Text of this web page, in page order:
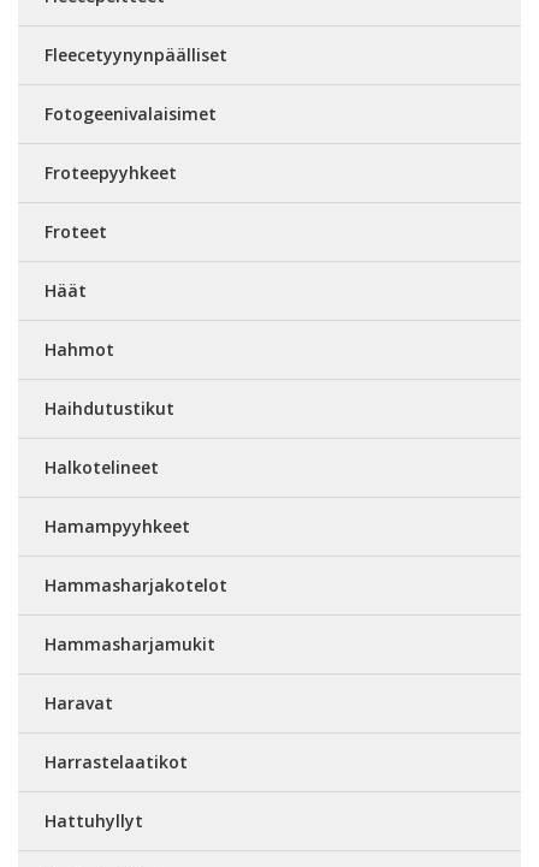
Fleecetyynynpäälliset
Fotogeenivalaisimet
Froteepyyhkeet
Froteet
Häät
Hahmot
Haihdutustikut
Halkotelineet
Hamampyyhkeet
Hammasharjakotelot
Hammasharjamukit
Haravat
Harrastelaatikot
Hattuhyllyt